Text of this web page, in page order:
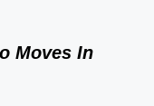
Moves In